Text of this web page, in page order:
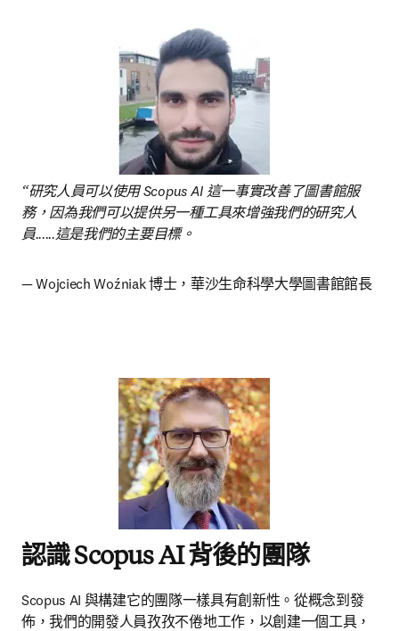
“研究人員可以使用 Scopus AI 這一事實改善了圖書館服
務，因為我們可以提供另一種工具來增強我們的研究人
員......這是我們的主要目標。
— Wojciech Woźniak 博士，華沙生命科學大學圖書館館長
認識 Scopus AI 背後的團隊
Scopus AI 與構建它的團隊一樣具有創新性。從概念到發
佈，我們的開發人員孜孜不倦地工作，以創建一個工具，